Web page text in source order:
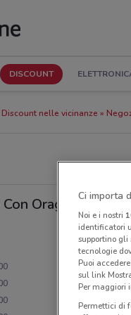
DISCOUNT
nelle vicinanze
Orago Ci importa
Noi e i nostri
identificatori
supportino
tecnologie
Puoi
sul link
Per maggiori
Permettici di